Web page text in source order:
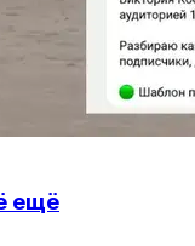
ещё